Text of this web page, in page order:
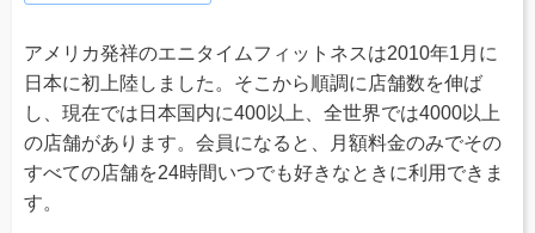
アメリカ発祥のエニタイムフィットネスは2010年1月に
日本に初上陸しました。そこから順調に店舗数を伸ば
し、現在では日本国内に400以上、全世界では4000以上
の店舗があります。会員になると、月額料金のみでその
すべての店舗を24時間いつでも好きなときに利用できま
す。